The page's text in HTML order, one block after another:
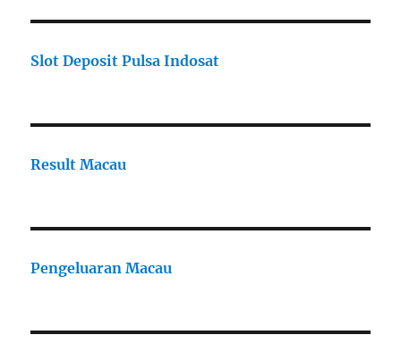
Slot Deposit Pulsa Indosat
Result Macau
Pengeluaran Macau